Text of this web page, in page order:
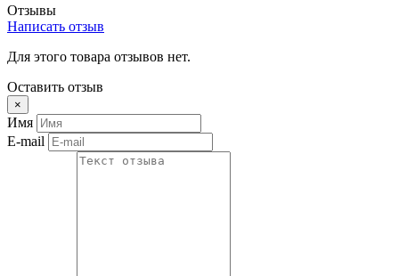
Отзывы
Написать отзыв
Для этого товара отзывов нет.
Оставить отзыв
×
Имя
E-mail